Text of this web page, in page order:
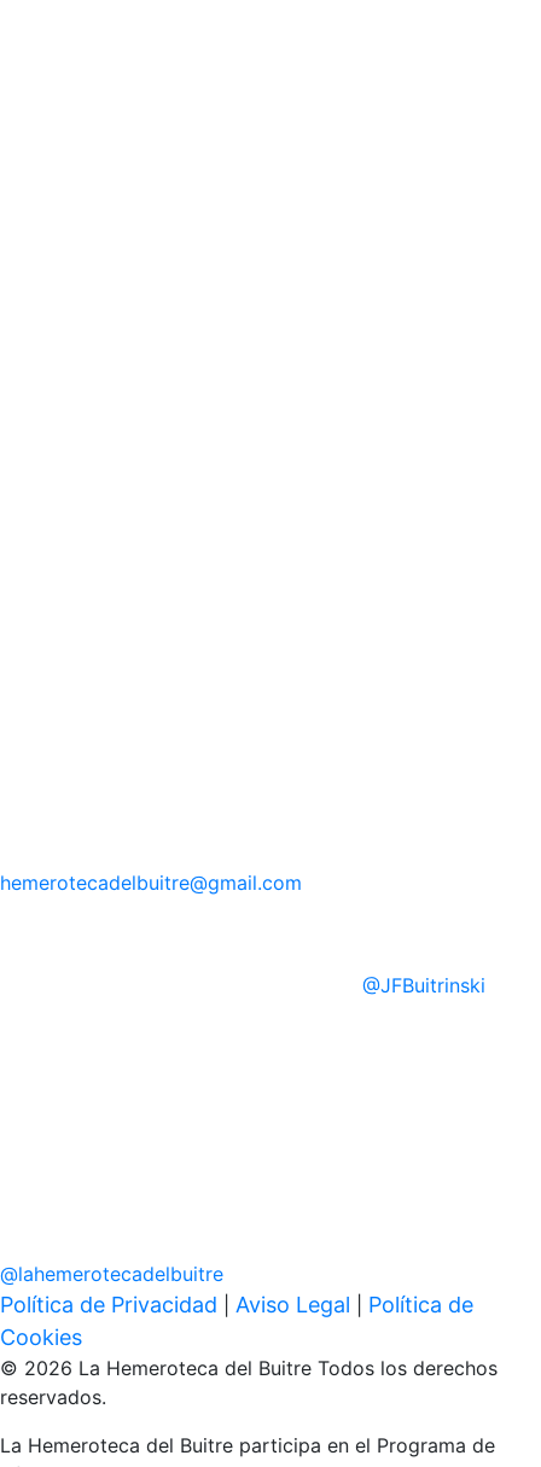
hemerotecadelbuitre@gmail.com
@JFBuitrinski
@lahemerotecadelbuitre
Política de Privacidad Aviso Legal
Política de
Cookies
© 2026 La Hemeroteca del Buitre Todos los derechos
reservados.
La Hemeroteca del Buitre participa en el Programa de